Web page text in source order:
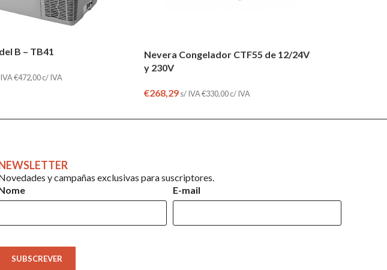
B – TB41
€472,00c/ IVA
Nevera Congelador CTF55 de 12/24V
y 230V
€268,29s/ IVA€330,00c/ IVA
y campañas exclusivas para suscriptores.
E-mail
SUBSCREVER